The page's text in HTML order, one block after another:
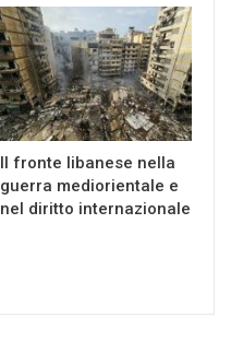
Il fronte libanese nella
guerra mediorientale e
nel diritto internazionale